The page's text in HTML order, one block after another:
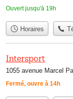
Ouvert jusqu'à 19h
Horaires
Intersport
1055 avenue Marcel
Fermé, ouvre à 14h